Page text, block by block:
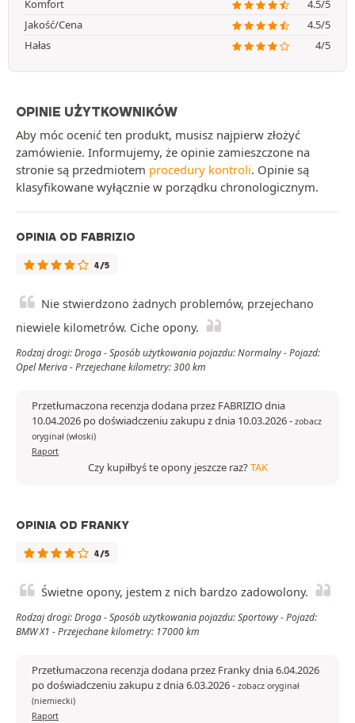
Komfort
4.5/5
Jakość/Cena
4.5/5
Hałas
4/5
OPINIE UŻYTKOWNIKÓW
Aby móc ocenić ten produkt, musisz najpierw złożyć
zamówienie. Informujemy, że opinie zamieszczone na
stronie są przedmiotem procedury kontroli. Opinie są
klasyfikowane wyłącznie w porządku chronologicznym.
OPINIA OD FABRIZIO
4/5
Nie stwierdzono żadnych problemów, przejechano
niewiele kilometrów. Ciche opony.
Rodzaj drogi: Droga - Sposób użytkowania pojazdu: Normalny - Pojazd:
Opel Meriva - Przejechane kilometry: 300 km
Przetłumaczona recenzja dodana przez FABRIZIO dnia
10.04.2026 po doświadczeniu zakupu z dnia 10.03.2026- zobacz
oryginał (włoski)
Raport
Czy kupiłbyś te opony jeszcze raz?TAK
OPINIA OD FRANKY
4/5
Świetne opony, jestem z nich bardzo zadowolony.
Rodzaj drogi: Droga - Sposób użytkowania pojazdu: Sportowy - Pojazd:
BMW X1 - Przejechane kilometry: 17000 km
Przetłumaczona recenzja dodana przez Franky dnia 6.04.2026
po doświadczeniu zakupu z dnia 6.03.2026- zobacz oryginał
(niemiecki)
Raport